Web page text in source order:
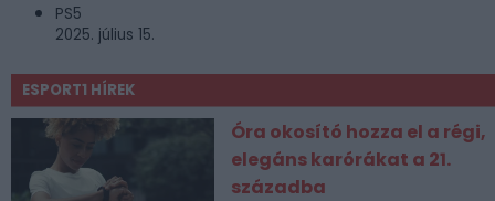
PS5
2025. július 15.
ESPORT1 HÍREK
Óra okosító hozza el a régi,
elegáns karórákat a 21.
századba